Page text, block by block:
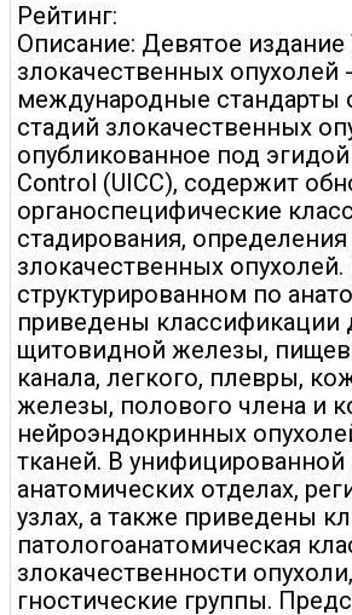
Рейтинг:
Описание: Девятое
злокачественных
международные стандарты
стадий злокачественных
опубликованное под
Control (UICC), содержит
органоспецифические
стадирования,
злокачественных опухолей.
структурированном по
приведены
щитовидной железы,
канала, легкого, плевры,
железы, полового члена и
нейроэндокринных
тканей. В
анатомических отделах,
узлах, а также приведены
патологоанатомическая
злокачественности
гностические группы.